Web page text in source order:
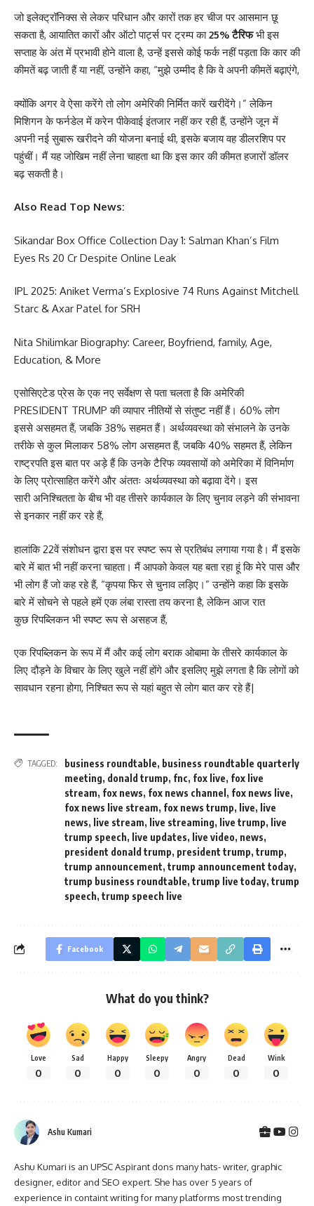
जो इलेक्ट्रॉनिक्स से लेकर परिधान और कारों तक हर चीज पर आसमान छू
सकता है, आयातित कारों और ऑटो पार्ट्स पर ट्रम्प का25% टैरिफभी इस
सप्ताह के अंत में प्रभावी होने वाला है, उन्हें इससे कोई फर्क नहीं पड़ता कि कार की
कीमतें बढ़ जाती हैं या नहीं, उन्होंने कहा, “मुझे उम्मीद है कि वे अपनी कीमतें बढ़ाएंगे,
क्योंकि अगर वे ऐसा करेंगे तो लोग अमेरिकी निर्मित कारें खरीदेंगे।” लेकिन
मिशिगन के फर्नडेल में करेन पीकेवाई इंतजार नहीं कर रही हैं, उन्होंने जून में
अपनी नई सुबारू खरीदने की योजना बनाई थी, इसके बजाय वह डीलरशिप पर
पहुंचीं। मैं यह जोखिम नहीं लेना चाहता था कि इस कार की कीमत हजारों डॉलर
बढ़ सकती है।
Also Read Top News:
Sikandar Box Office Collection Day 1: Salman Khan’s Film
Eyes Rs 20 Cr Despite Online Leak
IPL 2025: Aniket Verma’s Explosive 74 Runs Against Mitchell
Starc & Axar Patel for SRH
Nita Shilimkar Biography: Career, Boyfriend, family, Age,
Education, & More
एसोसिएटेड प्रेस के एक नए सर्वेक्षण से पता चलता है कि अमेरिकी
PRESIDENT TRUMP की व्यापार नीतियों से संतुष्ट नहीं हैं। 60% लोग
इससे असहमत हैं, जबकि 38% सहमत हैं। अर्थव्यवस्था को संभालने के उनके
तरीके से कुल मिलाकर 58% लोग असहमत हैं, जबकि 40% सहमत हैं, लेकिन
राष्ट्रपति इस बात पर अड़े हैं कि उनके टैरिफ व्यवसायों को अमेरिका में विनिर्माण
के लिए प्रोत्साहित करेंगे और अंततः अर्थव्यवस्था को बढ़ावा देंगे। इस
सारी अनिश्चितता के बीच भी वह तीसरे कार्यकाल के लिए चुनाव लड़ने की संभावना
से इनकार नहीं कर रहे हैं,
हालांकि 22वें संशोधन द्वारा इस पर स्पष्ट रूप से प्रतिबंध लगाया गया है। मैं इसके
बारे में बात भी नहीं करना चाहता। मैं आपको केवल यह बता रहा हूं कि मेरे पास और
भी लोग हैं जो कह रहे हैं, “कृपया फिर से चुनाव लड़िए।” उन्होंने कहा कि इसके
बारे में सोचने से पहले हमें एक लंबा रास्ता तय करना है, लेकिन आज रात
कुछ रिपब्लिकन भी स्पष्ट रूप से असहज हैं,
एक रिपब्लिकन के रूप में मैं और कई लोग बराक ओबामा के तीसरे कार्यकाल के
लिए दौड़ने के विचार के लिए खुले नहीं होंगे और इसलिए मुझे लगता है कि लोगों को
सावधान रहना होगा, निश्चित रूप से यहां बहुत से लोग बात कर रहे हैं|
TAGGED: business roundtable, business roundtable quarterly
meeting, donald trump, fnc, fox live, fox live
stream, fox news, fox news channel , fox news live,
fox news live stream, fox news trump, live, live
news, live stream, live streaming, live trump, live
trump speech, live updates, live video, news,
president donald trump, president trump, trump,
trump announcement, trump announcement today,
trump business roundtable, trump live today, trump
speech, trump speech live
Facebook
What do you think?
Love
0
Sad
0
Happy
0
Sleepy
0
Angry
0
Dead
0
Wink
0
Ashu Kumari
Ashu Kumari is an UPSC Aspirant dons many hats- writer, graphic
designer, editor and SEO expert. She has over 5 years of
experience in containt writing for many platforms most trending